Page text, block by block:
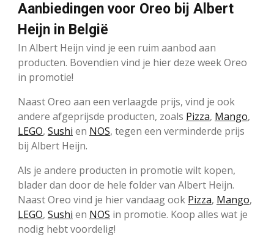
Aanbiedingen voor Oreo bij Albert
Heijn in België
In Albert Heijn vind je een ruim aanbod aan
producten. Bovendien vind je hier deze week Oreo
in promotie!
Naast Oreo aan een verlaagde prijs, vind je ook
andere afgeprijsde producten, zoals Pizza, Mango,
LEGO, Sushi en NOS, tegen een verminderde prijs
bij Albert Heijn.
Als je andere producten in promotie wilt kopen,
blader dan door de hele folder van Albert Heijn.
Naast Oreo vind je hier vandaag ook Pizza, Mango,
LEGO, Sushi en NOS in promotie. Koop alles wat je
nodig hebt voordelig!